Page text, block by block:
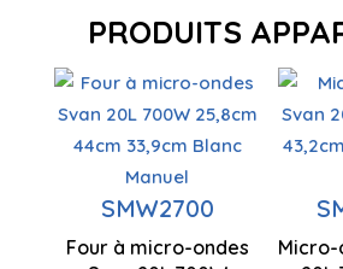
PRODUITS
SMW2700
Four à micro-ondes
de 20 litres
Contrôle
manuel
Micro-